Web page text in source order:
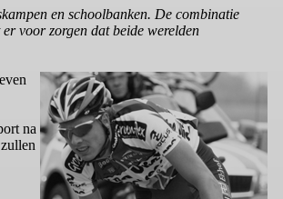
en schoolbanken. De combinatie
voor zorgen dat beide werelden
na